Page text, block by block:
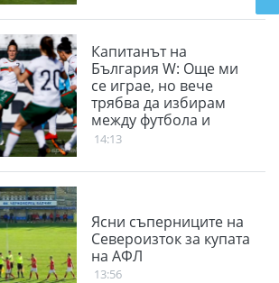
Капитанът на
България W: Още ми
се играе, но вече
трябва да избирам
между футбола и
семейството
14:13
Ясни съперниците на
Североизток за купата
на АФЛ
13:56